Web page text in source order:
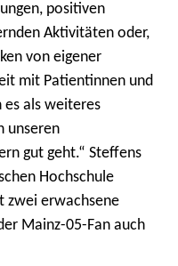
positiven
Aktivitäten oder,
von eigener
mit Patientinnen und
es als weiteres
unseren
gut geht.“ Steffens
Hochschule
zwei erwachsene
Mainz-05-Fan auch